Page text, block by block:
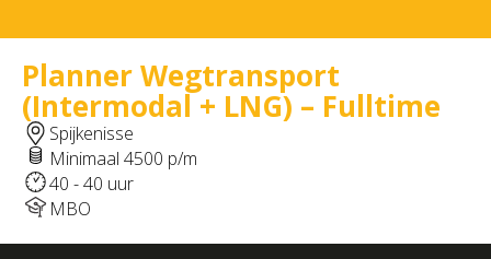
Planner Wegtransport
(Intermodal + LNG) – Fulltime
Spijkenisse
Minimaal 4500 p/m
40 - 40 uur
MBO